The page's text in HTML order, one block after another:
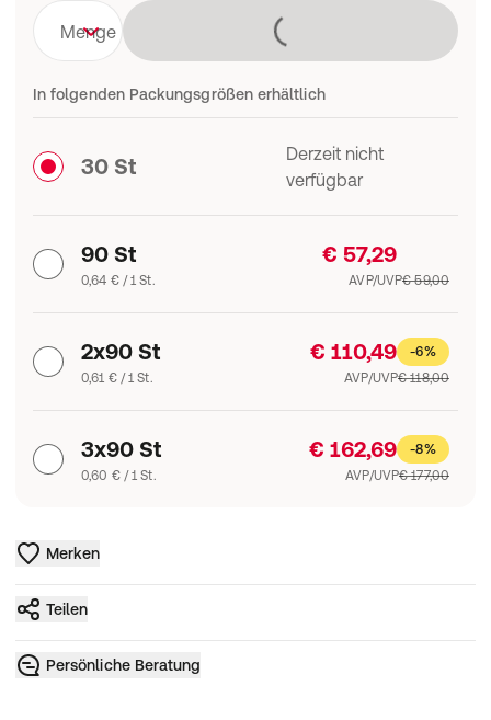
Menge
In folgenden Packungsgrößen erhältlich
30 St
Derzeit nicht
verfügbar
90 St
0,64 € / 1 St.
€ 57,29
AVP/UVP€ 59,00
2x90 St
0,61 € / 1 St.
€ 110,49
-6%
AVP/UVP€ 118,00
3x90 St
0,60 € / 1 St.
€ 162,69
-8%
AVP/UVP€ 177,00
Merken
Teilen
Persönliche Beratung